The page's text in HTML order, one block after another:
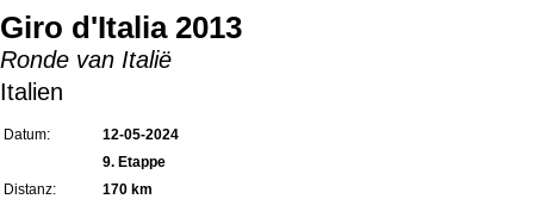
Giro d'Italia 2013
Ronde van Italië
Italien
Datum:
12-05-2024
9. Etappe
Distanz:
170 km